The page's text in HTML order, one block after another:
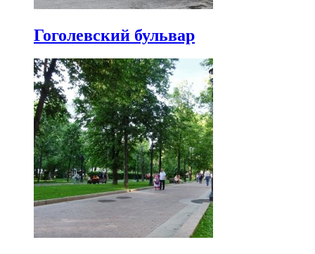
Гоголевский бульвар